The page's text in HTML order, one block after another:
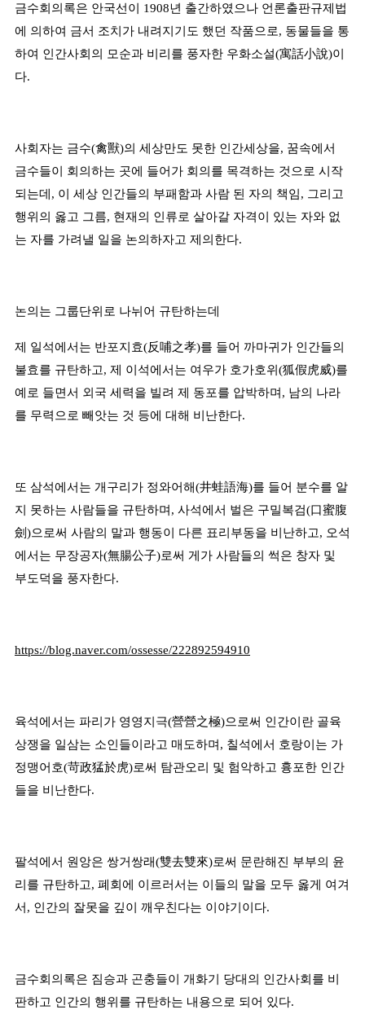
금수회의록은 안국선이 1908년 출간하였으나 언론출판규제법
에 의하여 금서 조치가 내려지기도 했던 작품으로, 동물들을 통
하여 인간사회의 모순과 비리를 풍자한 우화소설(寓話小說)이
다.
사회자는 금수(禽獸)의 세상만도 못한 인간세상을, 꿈속에서
금수들이 회의하는 곳에 들어가 회의를 목격하는 것으로 시작
되는데 , 이 세상 인간들의 부패함과 사람 된 자의 책임, 그리고
행위의 옳고 그름, 현재의 인류로 살아갈 자격이 있는 자와 없
는 자를 가려낼 일을 논의하자고 제의한다.
논의는 그룹단위로 나뉘어 규탄하는데
제 일석에서는 반포지효(反哺之孝)를 들어 까마귀가 인간들의
불효를 규탄하고, 제 이석에서는 여우가 호가호위 (狐假虎威)를
예로 들면서 외국 세력을 빌려 제 동포를 압박하며 , 남의 나라
를 무력으로 빼앗는 것 등에 대해 비난한다.
또 삼석에서는 개구리가 정와어해(井蛙語海)를 들어 분수를 알
지 못하는 사람들을 규탄하며 , 사석에서 벌은 구밀복검(口蜜腹
劍)으로써 사람의 말과 행동이 다른 표리부동을 비난하고, 오석
에서는 무장공자(無腸公子)로써 게가 사람들의 썩은 창자 및
부도덕을 풍자한다.
https://blog.naver.com/ossesse/222892594910
육석에서는 파리가 영영지극(營營之極)으로써 인간이란 골육
상쟁을 일삼는 소인들이라고 매도하며 , 칠석에서 호랑이는 가
정맹어호(苛政猛於虎)로써 탐관오리 및 험악하고 흉포한 인간
들을 비난한다.
팔석에서 원앙은 쌍거쌍래(雙去雙來)로써 문란해진 부부의 윤
리를 규탄하고, 폐회에 이르러서는 이들의 말을 모두 옳게 여겨
서 , 인간의 잘못을 깊이 깨우친다는 이야기이다.
금수회의록은 짐승과 곤충들이 개화기 당대의 인간사회를 비
판하고 인간의 행위를 규탄하는 내용으로 되어 있다.